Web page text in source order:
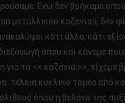
Ενώ δεν βρήκαμε
μεταλλικού καζανιού, δεν
κάτι άλλο, κάτι
όπου και κάναμε
για τα << καζάνια >>, είχαμε
τέλεια κυκλικό τομέα από
όπου η βελόνα της